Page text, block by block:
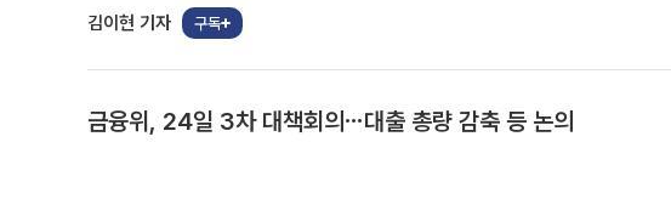
김이현 기자 구독
금융위, 24일 3차 대책회의⋯대출 총량 감축 등 논의